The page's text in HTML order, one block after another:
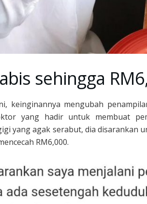
sehingga
keinginannya mengubah
yang hadir untuk membuat
yang agak serabut, dia disarankan
RM6,000.